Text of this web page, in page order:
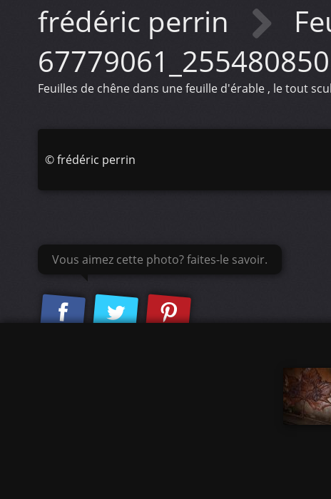
frédéric perrin
Feuilles de chêne dans une feuille d'érable , le tout
©frédéric perrin
Vous aimez cette photo? faites-le savoir.